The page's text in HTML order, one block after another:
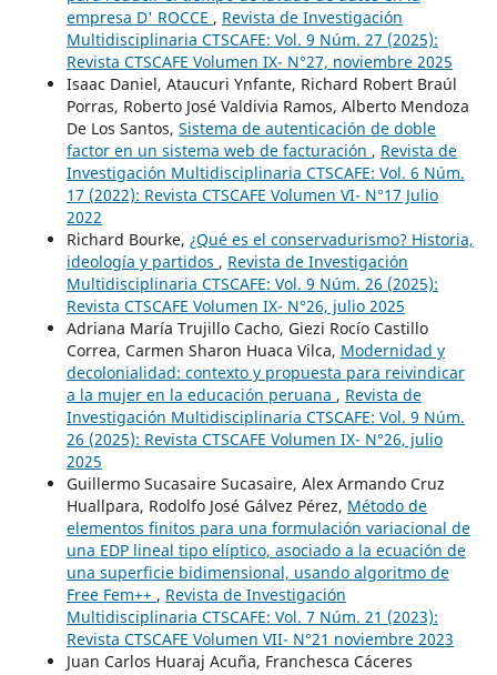
empresa D' ROCCE , Revista de Investigación
Multidisciplinaria CTSCAFE: Vol. 9 Núm. 27 (2025):
Revista CTSCAFE Volumen IX- N°27, noviembre 2025
Isaac Daniel, Ataucuri Ynfante, Richard Robert Braúl
Porras, Roberto José Valdivia Ramos, Alberto Mendoza
De Los Santos, Sistema de autenticación de doble
factor en un sistema web de facturación , Revista de
Investigación Multidisciplinaria CTSCAFE: Vol. 6 Núm.
17 (2022): Revista CTSCAFE Volumen VI- N°17 Julio
2022
Richard Bourke, ¿Qué es el conservadurismo? Historia,
ideología y partidos , Revista de Investigación
Multidisciplinaria CTSCAFE: Vol. 9 Núm. 26 (2025):
Revista CTSCAFE Volumen IX- N°26, julio 2025
Adriana María Trujillo Cacho, Giezi Rocío Castillo
Correa, Carmen Sharon Huaca Vilca, Modernidad y
decolonialidad: contexto y propuesta para reivindicar
a la mujer en la educación peruana , Revista de
Investigación Multidisciplinaria CTSCAFE: Vol. 9 Núm.
26 (2025): Revista CTSCAFE Volumen IX- N°26, julio
2025
Guillermo Sucasaire Sucasaire, Alex Armando Cruz
Huallpara, Rodolfo José Gálvez Pérez, Método de
elementos finitos para una formulación variacional de
una EDP lineal tipo elíptico, asociado a la ecuación de
una superficie bidimensional, usando algoritmo de
Free Fem++ , Revista de Investigación
Multidisciplinaria CTSCAFE: Vol. 7 Núm. 21 (2023):
Revista CTSCAFE Volumen VII- N°21 noviembre 2023
Juan Carlos Huaraj Acuña, Franchesca Cáceres